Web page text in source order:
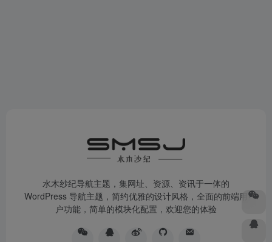
水木纱纪导航主题，集网址、资源、资讯于一体的
WordPress 导航主题，简约优雅的设计风格，全面的前端用
户功能，简单的模块化配置，欢迎您的体验